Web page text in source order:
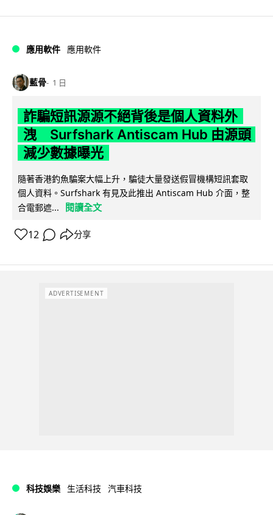
應用軟件 應用軟件
藍骨 1 日
詐騙短訊源源不絕背後是個人資料外
洩 Surfshark Antiscam Hub 由源頭
減少數據曝光
隨著香港釣魚騙案大幅上升，騙徒大量發送假冒機構短訊套取
個人資料。Surfshark 有見及此推出 Antiscam Hub 介面，整
合電郵遮...
閱讀全文
12 分享
ADVERTISEMENT
科技娛樂 生活科技 汽車科技